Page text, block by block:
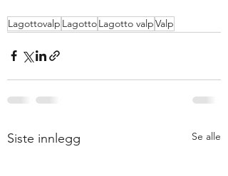
Lagottovalp LagottoLagotto valpValp
Siste innlegg Se alle